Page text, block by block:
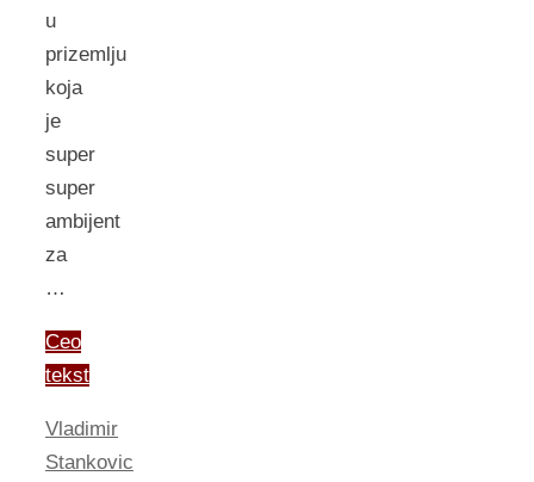
u
prizemlju
koja
je
super
super
ambijent
za
…
Ceo
tekst
Vladimir
Stankovic